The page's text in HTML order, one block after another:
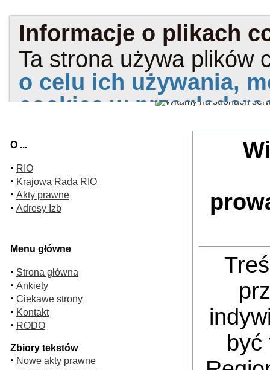
O ...
· RIO
· Krajowa Rada RIO
· Akty prawne
· Adresy Izb
Menu główne
· Strona główna
· Ankiety
· Ciekawe strony
· Kontakt
· RODO
Zbiory tekstów
· Nowe akty prawne